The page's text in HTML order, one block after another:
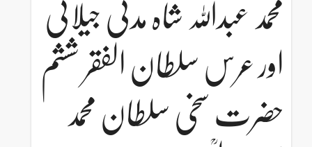
محمد عبداللہ شاہ مدنی جیلانیؒ
اور عرس سلطان الفقر ششم
حضرت سخی سلطان محمد